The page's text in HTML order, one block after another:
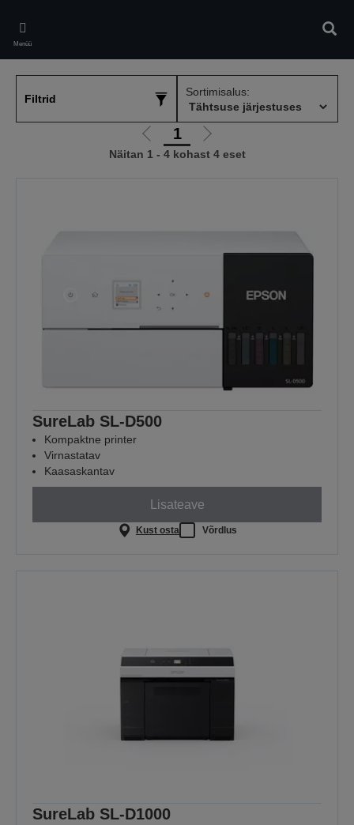
main
content
Menüü
Filtrid
Sortimisalus:
Liigu
eelmisele
1
Liigu
järgmisele
Näitan 1 - 4 kohast 4 eset
SureLab SL-D500
Kompaktne printer
Virnastatav
Kaasaskantav
Lisateave
Kust osta Võrdlus
SureLab SL-D1000